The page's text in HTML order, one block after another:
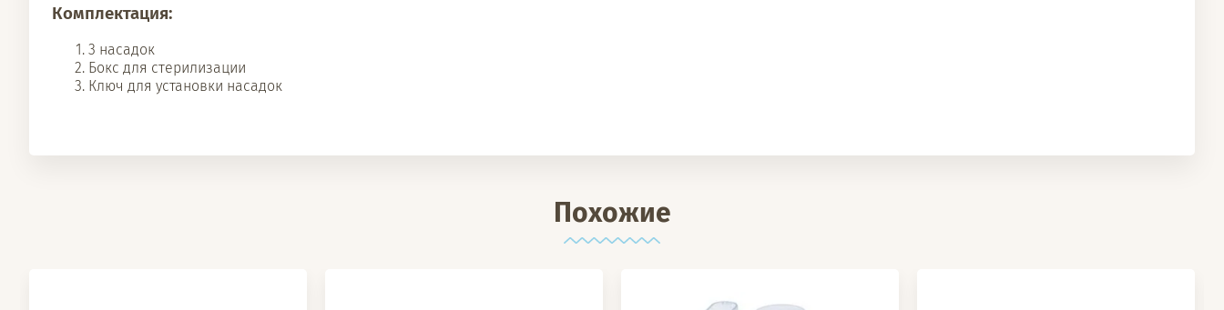
Комплектация:
3 насадок
Бокс для стерилизации
Ключ для установки насадок
Похожие